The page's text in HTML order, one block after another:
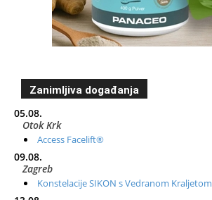
Zanimljiva događanja
05.08.
Otok Krk
Access Facelift®
09.08.
Zagreb
Konstelacije SIKON s Vedranom Kraljetom